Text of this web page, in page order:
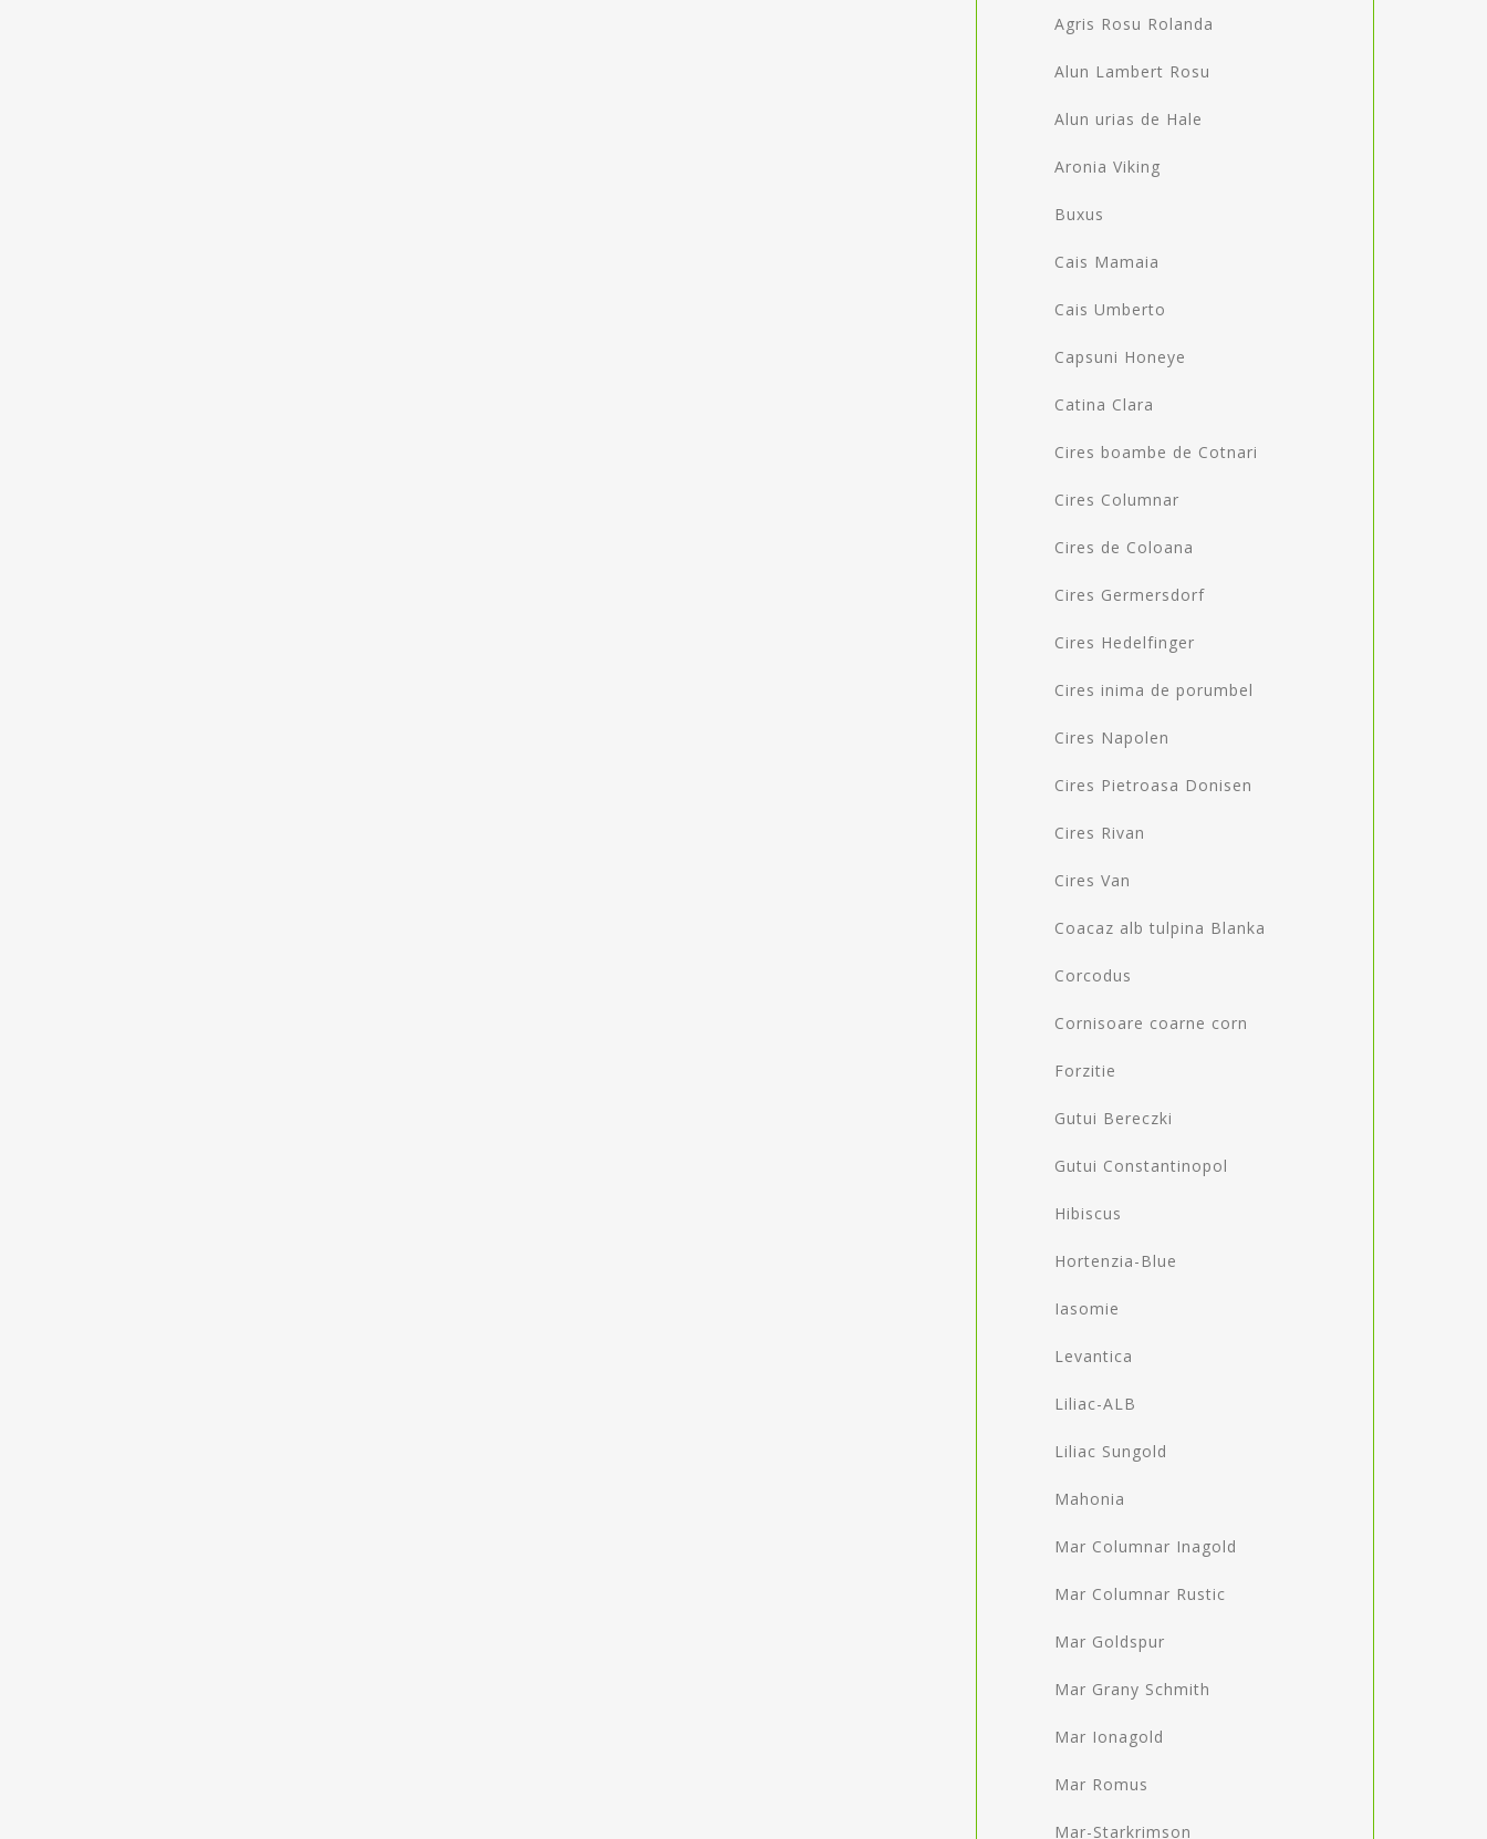
Agris Rosu Rolanda
Alun Lambert Rosu
Alun urias de Hale
Aronia Viking
Buxus
Cais Mamaia
Cais Umberto
Capsuni Honeye
Catina Clara
Cires boambe de Cotnari
Cires Columnar
Cires de Coloana
Cires Germersdorf
Cires Hedelfinger
Cires inima de porumbel
Cires Napolen
Cires Pietroasa Donisen
Cires Rivan
Cires Van
Coacaz alb tulpina Blanka
Corcodus
Cornisoare coarne corn
Forzitie
Gutui Bereczki
Gutui Constantinopol
Hibiscus
Hortenzia-Blue
Iasomie
Levantica
Liliac-ALB
Liliac Sungold
Mahonia
Mar Columnar Inagold
Mar Columnar Rustic
Mar Goldspur
Mar Grany Schmith
Mar Ionagold
Mar Romus
Mar-Starkrimson